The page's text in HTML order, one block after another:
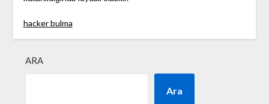
hacker bulma
ARA
Ara